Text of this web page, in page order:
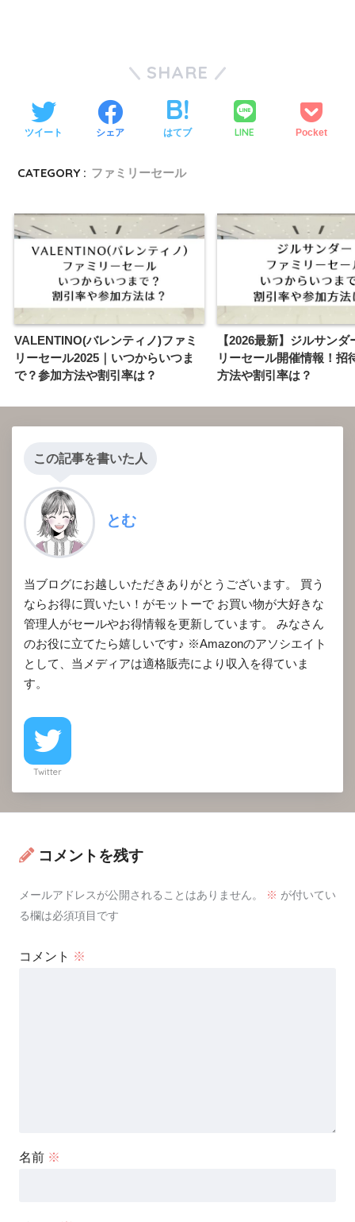
SHARE
ツイート シェア はてブ LINE Pocket
CATEGORY : ファミリーセール
VALENTINO(バレンティノ)ファミ
リーセール2025｜いつからいつま
で？参加方法や割引率は？
【2026最新】ジルサンダ
リーセール開催情報！招
方法や割引率は？
この記事を書いた人
とむ
当ブログにお越しいただきありがとうございます。 買う
ならお得に買いたい！がモットーで お買い物が大好きな
管理人がセールやお得情報を更新しています。 みなさん
のお役に立てたら嬉しいです♪ ※Amazonのアソシエイト
として、当メディアは適格販売により収入を得ていま
す。
Twitter
コメントを残す
メールアドレスが公開されることはありません。 ※ が付いてい
る欄は必須項目です
コメント ※
名前 ※